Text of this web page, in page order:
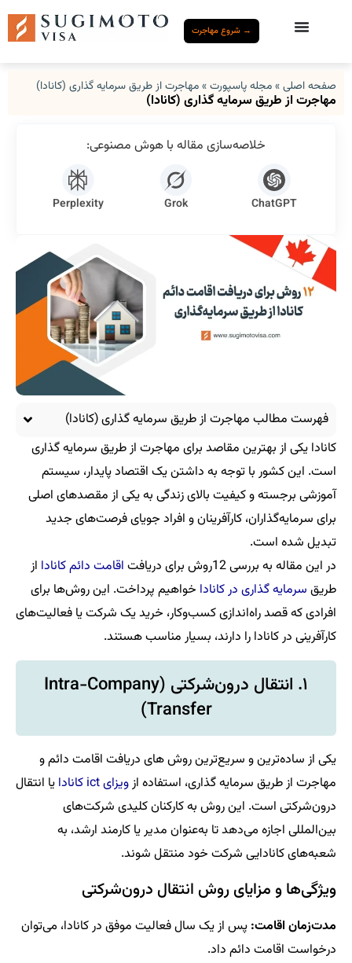
→ شروع مهاجرت
صفحه اصلی»مجله پاسپورت»مهاجرت از طریق سرمایه‌ گذاری (کانادا)
مهاجرت از طریق سرمایه‌ گذاری (کانادا)
خلاصه‌سازی مقاله با هوش مصنوعی:
ChatGPT
Grok
Perplexity
فهرست مطالب مهاجرت از طریق سرمایه‌ گذاری (کانادا)
کانادا یکی از بهترین مقاصد برای مهاجرت از طریق سرمایه‌ گذاری
است. این کشور با توجه به داشتن یک اقتصاد پایدار، سیستم
آموزشی برجسته و کیفیت بالای زندگی به یکی از مقصدهای اصلی
برای سرمایه‌گذاران، کارآفرینان و افراد جویای فرصت‌های جدید
تبدیل شده است.
در این مقاله به بررسی 12روش برای دریافت
اقامت دائم کانادا از
طریق سرمایه‌ گذاری در کانادا خواهیم پرداخت. این روش‌ها برای
افرادی که قصد راه‌اندازی کسب‌وکار، خرید یک شرکت یا فعالیت‌های
کارآفرینی در کانادا را دارند، بسیار مناسب هستند.
۱. انتقال درون‌شرکتی (Intra-Company
Transfer)
یکی از ساده‌ترین و سریع‌ترین روش های دریافت اقامت دائم و
مهاجرت از طریق سرمایه‌ گذاری، استفاده ازویزای ict کانادا
یا انتقال
درون‌شرکتی است. این روش به کارکنان کلیدی شرکت‌های
بین‌المللی اجازه می‌دهد تا به‌عنوان مدیر یا کارمند ارشد، به
شعبه‌های کانادایی شرکت خود منتقل شوند.
ویژگی‌ها و مزایای روش انتقال درون‌شرکتی
مدت‌زمان اقامت: پس از یک سال فعالیت موفق در کانادا، می‌توان
درخواست اقامت دائم داد.